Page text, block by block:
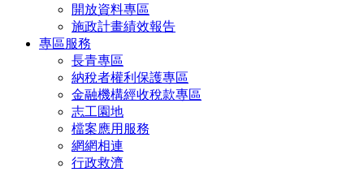
開放資料專區
施政計畫績效報告
專區服務
長青專區
納稅者權利保護專區
金融機構經收稅款專區
志工園地
檔案應用服務
網網相連
行政救濟